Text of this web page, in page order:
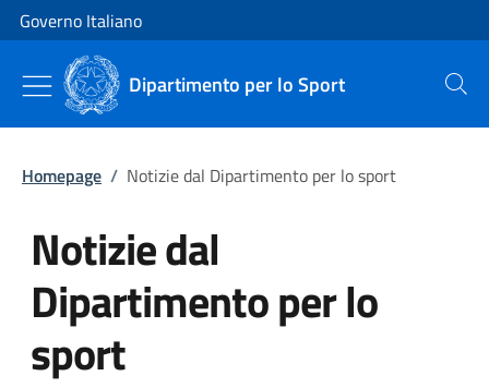
Vai al contenuto
Vai alla navigazione del sito
Governo Italiano
Dipartimento per lo Sport Cerca
Homepage / Notizie dal Dipartimento per lo sport
Notizie dal
Dipartimento per lo
sport